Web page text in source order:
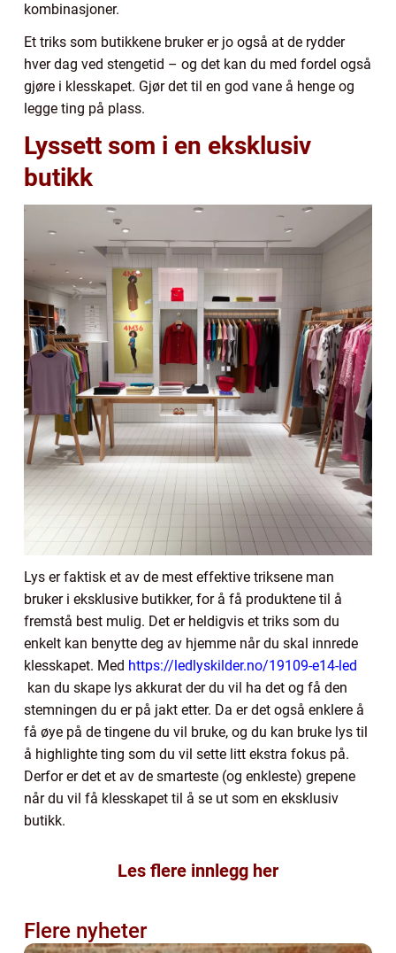
kombinasjoner.
Et triks som butikkene bruker er jo også at de rydder
hver dag ved stengetid – og det kan du med fordel også
gjøre i klesskapet. Gjør det til en god vane å henge og
legge ting på plass.
Lyssett som i en eksklusiv
butikk
Lys er faktisk et av de mest effektive triksene man
bruker i eksklusive butikker, for å få produktene til å
fremstå best mulig. Det er heldigvis et triks som du
enkelt kan benytte deg av hjemme når du skal innrede
klesskapet. Med https://ledlyskilder.no/19109-e14-led
kan du skape lys akkurat der du vil ha det og få den
stemningen du er på jakt etter. Da er det også enklere å
få øye på de tingene du vil bruke, og du kan bruke lys til
å highlighte ting som du vil sette litt ekstra fokus på.
Derfor er det et av de smarteste (og enkleste) grepene
når du vil få klesskapet til å se ut som en eksklusiv
butikk.
Les flere innlegg her
Flere nyheter